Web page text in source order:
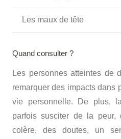
Les maux de tête
Quand consulter ?
Les personnes atteintes de
remarquer des impacts dans
vie personnelle. De plus,
parfois susciter de la peur,
colère, des doutes, un